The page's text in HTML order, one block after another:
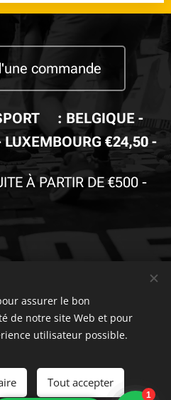
commande
BELGIQUE -
€24,50-
À PARTIR DE €500-
2026 Tous droits réservés. Powered by
.
TVANR.
Termes Et Conditions
assurer le bon
de notre site Web et pour
utilisateur possible.
Tout accepter